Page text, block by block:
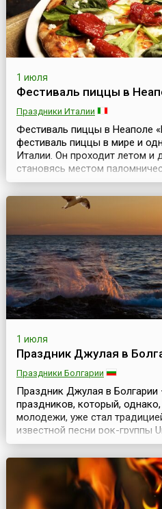
1 июля
Фестиваль пиццы в
Праздники Италии
Фестиваль пиццы в Неаполе
фестиваль пиццы в мире и
Италии. Он проходит летом и
становясь местом
известного итальянского
событие съезжаются гости
несколько дней весь Неаполь
неповторимыми ароматами
свеже...
1 июля
Праздник Джулая в
Праздники Болгарии
Праздник Джулая в
праздников, который,
молодежи, уже стал
известной песни рок-группы
Morning — Июльское утро,
конце 1970-х годов в лоно
Каждый год с 30 июня на 1
побережью стекаются